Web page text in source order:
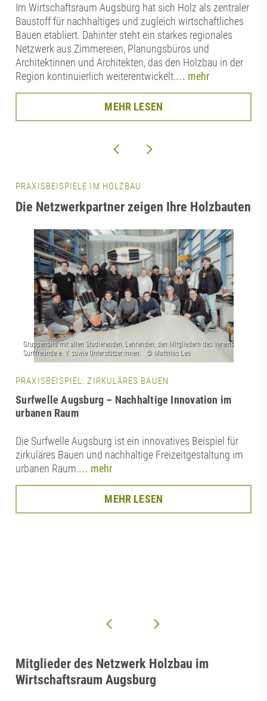
Im Wirtschaftsraum Augsburg hat sich Holz als zentraler
Baustoff für nachhaltiges und zugleich wirtschaftliches
Bauen etabliert. Dahinter steht ein starkes regionales
Netzwerk aus Zimmereien, Planungsbüros und
Architektinnen und Architekten, das den Holzbau in der
Region kontinuierlich weiterentwickelt.... mehr
MEHR LESEN
PRAXISBEISPIELE IM HOLZBAU
Die Netzwerkpartner zeigen Ihre Holzbauten
PRAXISBEISPIEL: ZIRKULÄRES BAUEN
Surfwelle Augsburg – Nachhaltige Innovation im
urbanen Raum
Die Surfwelle Augsburg ist ein innovatives Beispiel für
zirkuläres Bauen und nachhaltige Freizeitgestaltung im
urbanen Raum.... mehr
MEHR LESEN
Mitglieder des Netzwerk Holzbau im
Wirtschaftsraum Augsburg